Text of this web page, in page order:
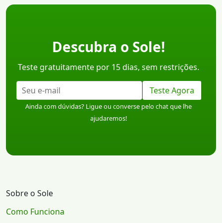
Descubra o Sole!
Teste gratuitamente por 15 dias, sem restrições.
Teste Agora
Ainda com dúvidas? Ligue ou converse pelo chat que lhe
ajudaremos!
Sobre o Sole
Como Funciona